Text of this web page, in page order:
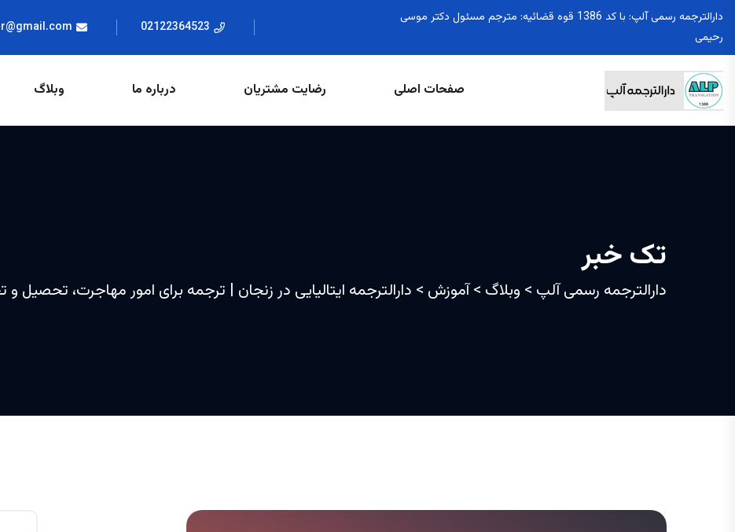
دارالترجمه رسمی آلپ: با کد 1386 قوه قضائیه: مترجم مسئول دکتر موسی
رحیمی
02122364523
صفحات اصلی رضایت مشتریان درباره ما وبلاگ
تک خبر
دارالترجمه رسمی آلپ > وبلاگ >آموزش > دارالترجمه ایتالیایی در زنجان | ترجمه برای امور مهاجرت، تحصیل و